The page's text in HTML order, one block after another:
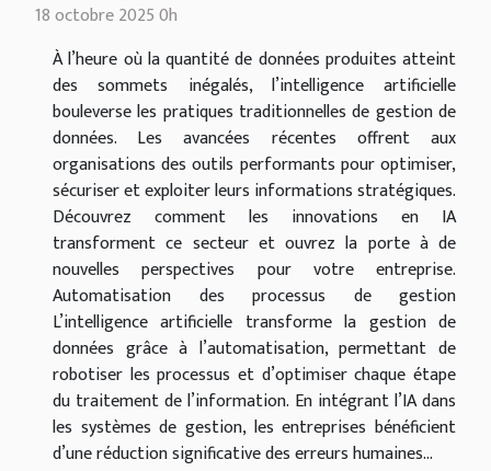
18 octobre 2025 0h
À l’heure où la quantité de données produites atteint
des sommets inégalés, l’intelligence artificielle
bouleverse les pratiques traditionnelles de gestion de
données. Les avancées récentes offrent aux
organisations des outils performants pour optimiser,
sécuriser et exploiter leurs informations stratégiques.
Découvrez comment les innovations en IA
transforment ce secteur et ouvrez la porte à de
nouvelles perspectives pour votre entreprise.
Automatisation des processus de gestion
L’intelligence artificielle transforme la gestion de
données grâce à l’automatisation, permettant de
robotiser les processus et d’optimiser chaque étape
du traitement de l’information. En intégrant l’IA dans
les systèmes de gestion, les entreprises bénéficient
d’une réduction significative des erreurs humaines...